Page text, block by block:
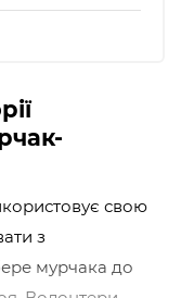
свою
з
мурчака до